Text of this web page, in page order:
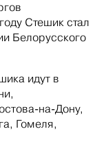
Стешик стал
Белорусского
идут в
на-Дону,
Гомеля,